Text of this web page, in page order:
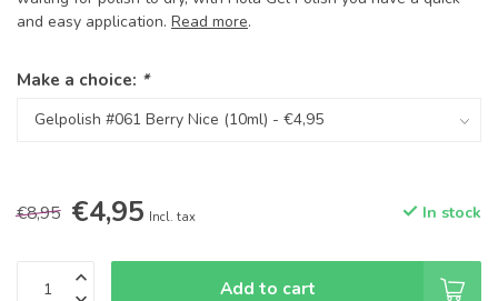
and easy application. Read more.
Make a choice: *
€8,95 €4,95 Incl. tax In stock
Add to cart